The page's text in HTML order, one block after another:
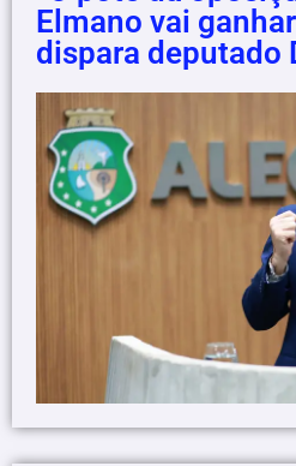
Elmano vai
dispara deputado